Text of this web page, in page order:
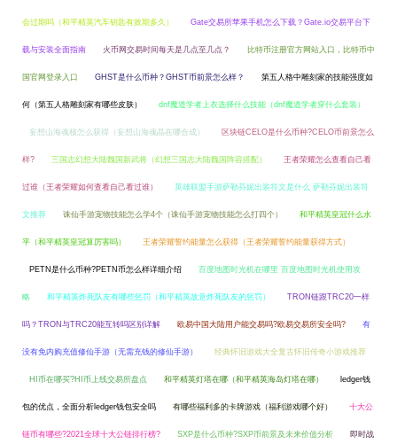
会过期吗（和平精英汽车钥匙有效期多久） Gate交易所苹果手机怎么下载？Gate.io交易平台下
载与安装全面指南 火币网交易时间每天是几点至几点？ 比特币注册官方网站入口，比特币中
国官网登录入口 GHST是什么币种？GHST币前景怎么样？ 第五人格中雕刻家的技能强度如
何（第五人格雕刻家有哪些皮肤） dnf魔道学者上衣选择什么技能（dnf魔道学者穿什么套装）
妄想山海魂核怎么获得（妄想山海魂晶在哪合成） 区块链CELO是什么币种?CELO币前景怎么
样? 三国志幻想大陆魏国新武将（幻想三国志大陆魏国阵容搭配） 王者荣耀怎么查看自己看
过谁（王者荣耀如何查看自己看过谁） 英雄联盟手游萨勒芬妮出装符文是什么 萨勒芬妮出装符
文推荐 诛仙手游宠物技能怎么学4个（诛仙手游宠物技能怎么打四个） 和平精英皇冠什么水
平（和平精英皇冠算厉害吗） 王者荣耀誓约能量怎么获得（王者荣耀誓约能量获得方式）
PETN是什么币种?PETN币怎么样详细介绍 百度地图时光机在哪里 百度地图时光机使用攻
略 和平精英炸死队友有哪些惩罚（和平精英故意炸死队友的惩罚） TRON链跟TRC20一样
吗？TRON与TRC20能互转吗区别详解 欧易中国大陆用户能交易吗?欧易交易所安全吗? 有
没有免内购充值修仙手游（无需充钱的修仙手游） 经典怀旧游戏大全复古怀旧传奇小游戏推荐
HI币在哪买?HI币上线交易所盘点 和平精英灯塔在哪（和平精英海岛灯塔在哪） ledger钱
包的优点，全面分析ledger钱包安全吗 有哪些福利多的卡牌游戏（福利游戏哪个好） 十大公
链币有哪些?2021全球十大公链排行榜? SXP是什么币种?SXP币前景及未来价值分析 即时战